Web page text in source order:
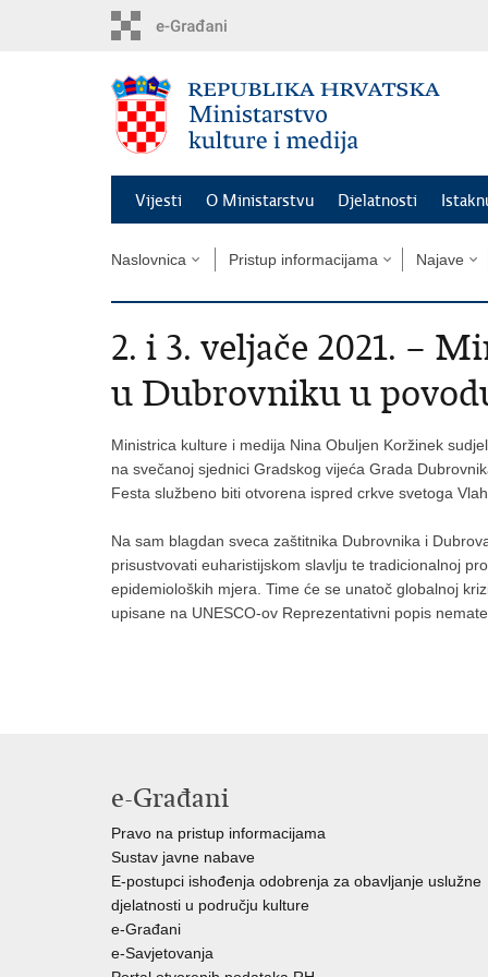
Vijesti O Ministarstvu Djelatnosti
Naslovnica Pristup informacijama Najave
2. i 3. veljače 2021. –
u Dubrovniku u
Ministrica kulture i medija Nina Obuljen Koržinek
na svečanoj sjednici Gradskog vijeća Grada
Festa službeno biti otvorena ispred crkve svetoga
Na sam blagdan sveca zaštitnika Dubrovnika i
prisustvovati euharistijskom slavlju te tradicionalnoj
epidemioloških mjera. Time će se unatoč globalnoj
upisane na UNESCO-ov Reprezentativni popis
e-Građani
Pravo na pristup informacijama
Sustav javne nabave
E-postupci ishođenja odobrenja za obavljanje uslužne
djelatnosti u području kulture
e-Građani
e-Savjetovanja